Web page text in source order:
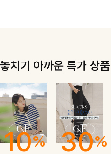
놓치기 아까운 특가 상품
10% 30%